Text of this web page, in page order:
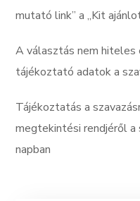
mutató link” a ,,Kit
A választás nem
tájékoztató adatok a
Tájékoztatás a
megtekintési rendjéről
napban